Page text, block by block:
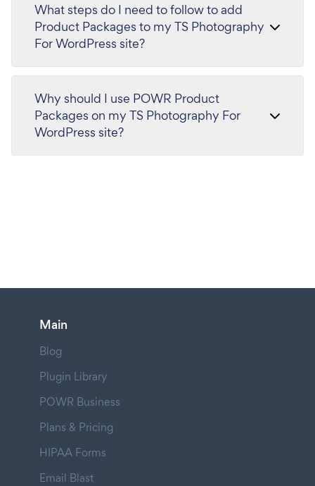
What steps do I need to follow to add
Product Packages to my TS Photography
For WordPress site?
Why should I use POWR Product
Packages on my TS Photography For
WordPress site?
Main
Blog
Plugin Library
POWR Business
Plans & Pricing
HIPAA Forms
Email Blast